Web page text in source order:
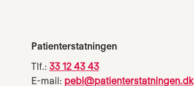
Patienterstatningen
Tlf.: 33 12 43 43
E-mail: pebl@patienterstatningen.dk